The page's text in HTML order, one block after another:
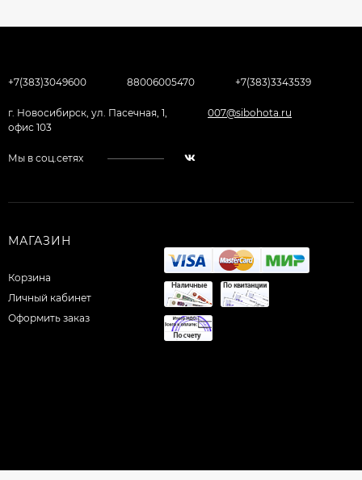
+7(383)3049600 88006005470 +7(383)3343539
г. Новосибирск, ул. Пасечная, 1,
офис 103
007@sibohota.ru
Мы в соц.сетях
МАГАЗИН
Корзина
Личный кабинет
Оформить заказ